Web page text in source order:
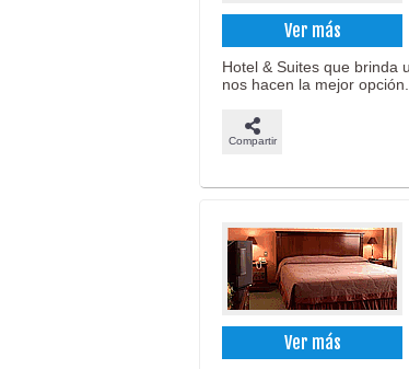
Ver más
Hotel & Suites que brinda
nos hacen la mejor opción.
Compartir
Ver más